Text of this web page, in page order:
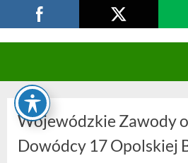
to
CKZIU Strzelce
Wojewódzkie Zawody
Dowódcy 17 Opolskiej